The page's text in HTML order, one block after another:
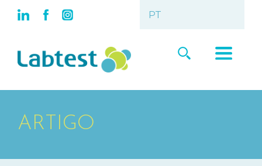
ARTIGO